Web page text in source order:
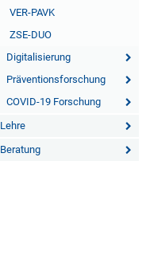
VER-PAVK
ZSE-DUO
Digitalisierung
Präventionsforschung
COVID-19 Forschung
Lehre
Beratung